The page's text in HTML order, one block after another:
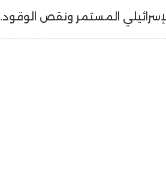
المستمر ونقص الوقود.